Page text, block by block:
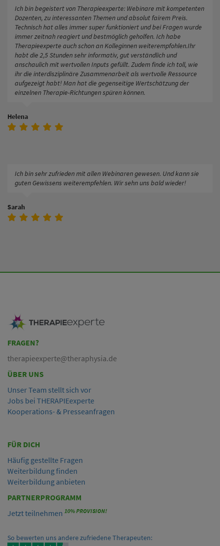
Ich bin begeistert von Therapieexperte: Webinare mit kompetenten
Dozenten, zu interessanten Themen und absolut fairem Preis.
Technisch hat alles immer super funktioniert und bei Fragen wurde
immer zeitnah reagiert und bestmöglich geholfen. Ich habe
Therapieexperte auch schon an Kolleginnen weiterempfohlen.Ihr
habt die 2,5 Stunden sehr informativ, gut verständlich und
anschaulich mit wertvollen Inputs gefüllt. Zudem finde ich toll, wie
ihr die interdisziplinäre Zusammenarbeit als wertvolle Ressource
aufgezeigt habt! Man hat die gegenseitige Wertschätzung der
einzelnen Therapie-Richtungen spüren können.
Helena
Ich bin sehr zufrieden mit allen Webinaren gewesen. Und kann sie
guten Gewissens weiterempfehlen. Wir sehn uns bald wieder!
Sarah
FRAGEN?
therapieexperte@theraphysia.de
ÜBER UNS
Unser Team stellt sich vor
Jobs bei THERAPIEexperte
Kooperations- & Presseanfragen
FÜR DICH
Häufig gestellte Fragen
Weiterbildung finden
Weiterbildung anbieten
PARTNERPROGRAMM
Jetzt teilnehmen 10% PROVISION!
So bewerten uns andere zufriedene Therapeuten: